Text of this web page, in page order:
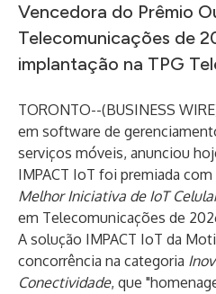
Vencedora do Prêmio
Telecomunicações de
implantação na TPG
TORONTO--(BUSINESS WIRE
em software de
serviços móveis, anunciou
IMPACT IoT foi premiada
Melhor Iniciativa de IoT
em Telecomunicações de
A solução IMPACT IoT da
concorrência na categoria
Conectividade, que